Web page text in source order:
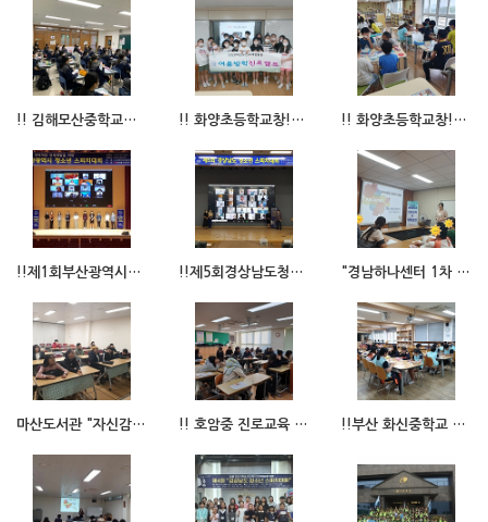
!! 김해모산중학교창!창!한청소년진로교육프로그램 !! !! 화양초등학교창!창!한청소년진로캠프 !! !! 화양초등학교창!창!한청소년진로교육프로그램 !!
!!제1회부산광역시청소년스피치대회!! !!제5회경상남도청소년스피치대회!! "경남하나센터 1차 언어교육"
마산도서관 "자신감UP! 스피치교실" !! 호암중 진로교육 아나운서스피치수업 !! !!부산 화신중학교 자유학년제 주제선택활동프로그램 진행!! 8,9,10,11,12월